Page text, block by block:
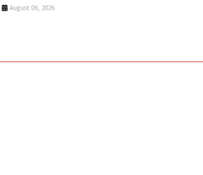
August 06, 2026